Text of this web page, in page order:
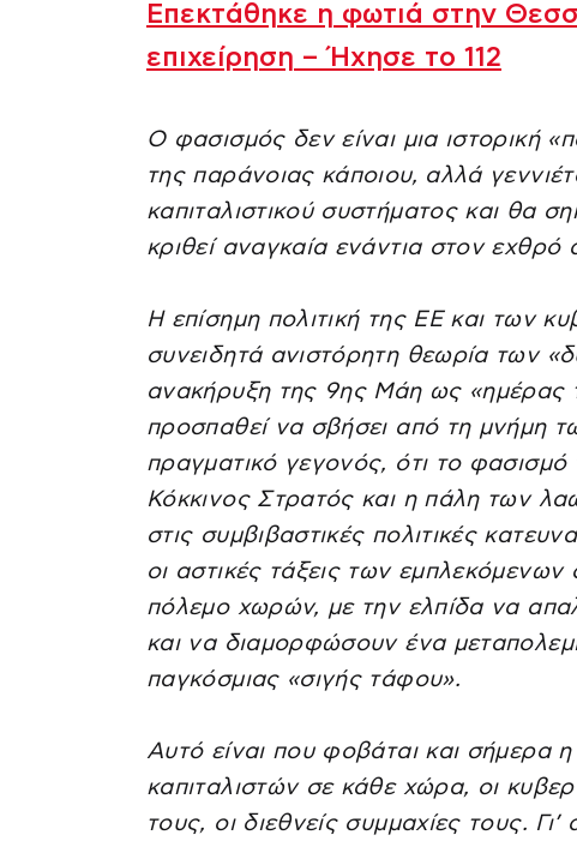
Επεκτάθηκε η φωτιά στην
επιχείρηση – Ήχησε το 112
O φασισμός δεν είναι μια ιστορική
της παράνοιας κάποιου, αλλά
καπιταλιστικού συστήματος και θα
κριθεί αναγκαία ενάντια στον
H επίσημη πολιτική της ΕΕ και των
συνειδητά ανιστόρητη θεωρία των
ανακήρυξη της 9ης Μάη ως «ημέρας
προσπαθεί να σβήσει από τη μνήμη
πραγματικό γεγονός, ότι το φασισμό
Κόκκινος Στρατός και η πάλη των
στις συμβιβαστικές πολιτικές
οι αστικές τάξεις των εμπλεκόμενων
πόλεμο χωρών, με την ελπίδα να
και να διαμορφώσουν ένα
παγκόσμιας «σιγής τάφου».
Αυτό είναι που φοβάται και σήμερα
καπιταλιστών σε κάθε χώρα, οι
τους, οι διεθνείς συμμαχίες τους.